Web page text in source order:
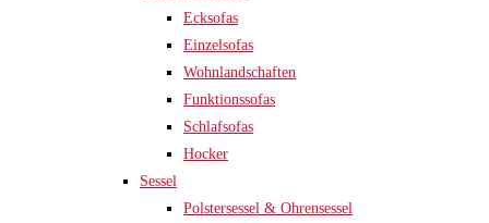
Ecksofas
Einzelsofas
Wohnlandschaften
Funktionssofas
Schlafsofas
Hocker
Sessel
Polstersessel & Ohrensessel